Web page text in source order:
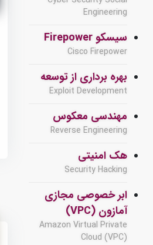
Engineering
سیسکو Firepower
Cisco Firepower
بهره برداری از توسعه
Exploit Development
مهندسی معکوس
Reverse Engineering
هک امنیتی
Security Hacking
ابر خصوصی مجازی
آمازون (VPC)
Amazon Virtual Private
Cloud (VPC)